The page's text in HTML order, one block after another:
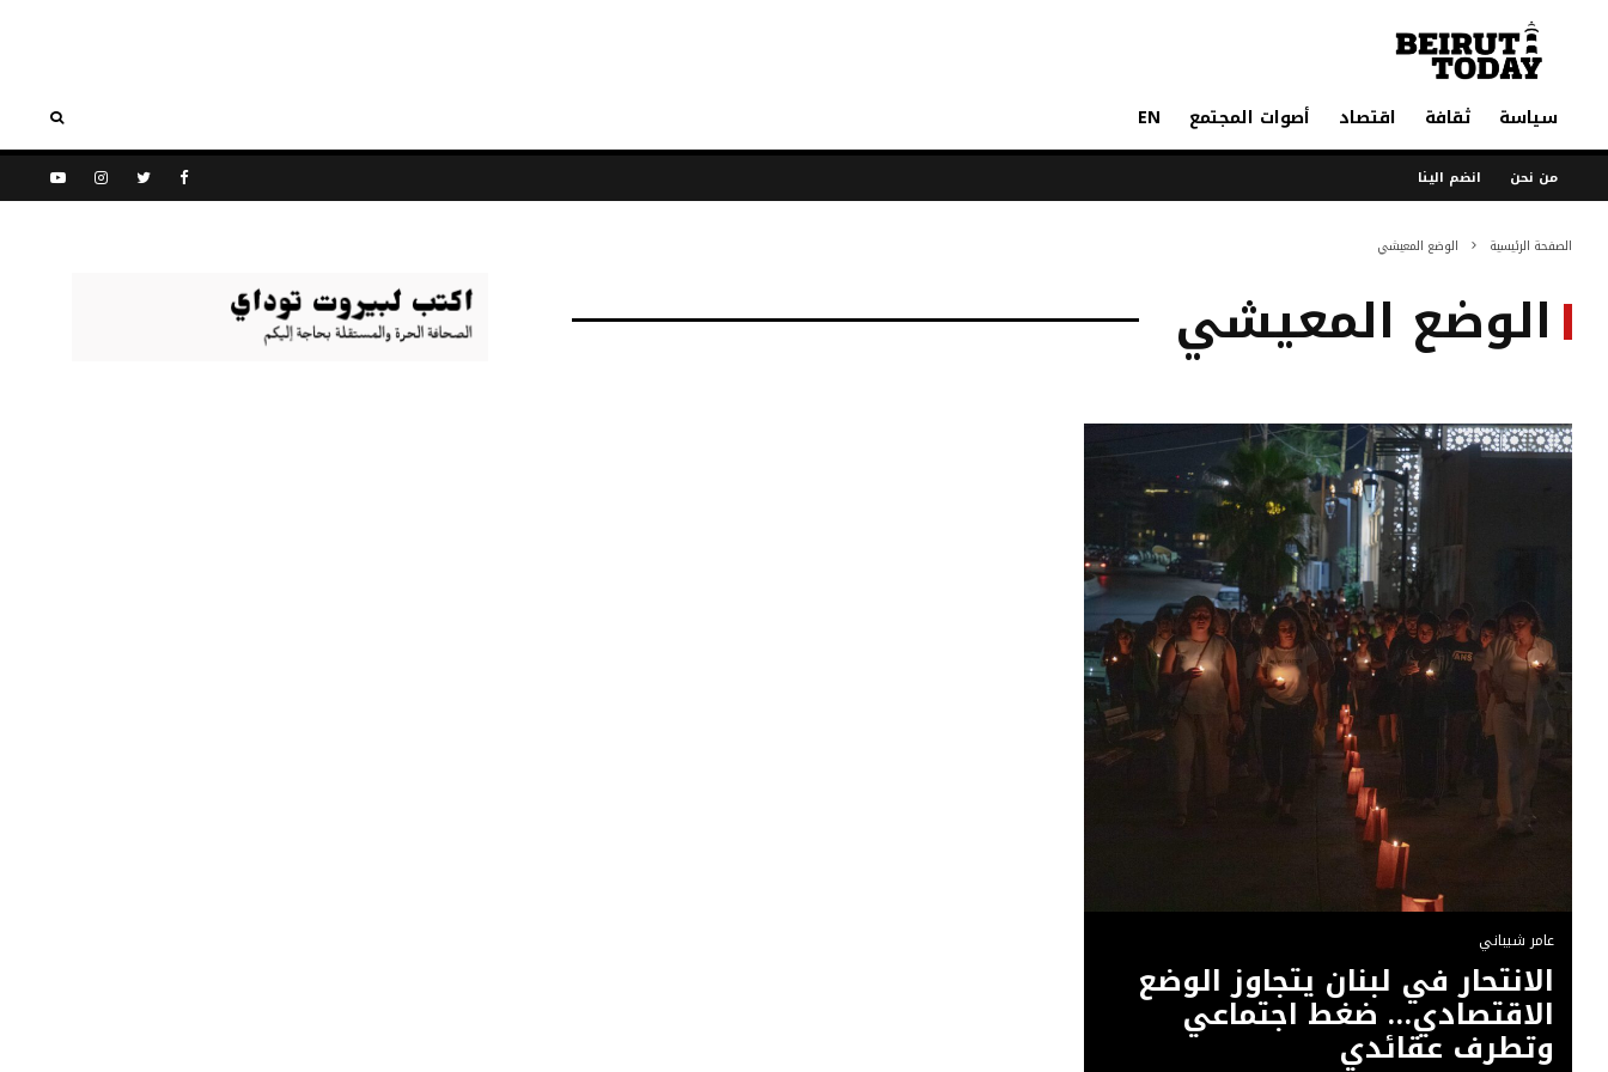
سياسة ثقافة اقتصاد أصوات المجتمع EN
من نحن انضم الينا
الصفحة الرئيسية الوضع المعيشي
الوضع المعيشي
عامر شيباني
الانتحار في لبنان يتجاوز الوضع
الاقتصادي… ضغط اجتماعي
وتطرف عقائدي